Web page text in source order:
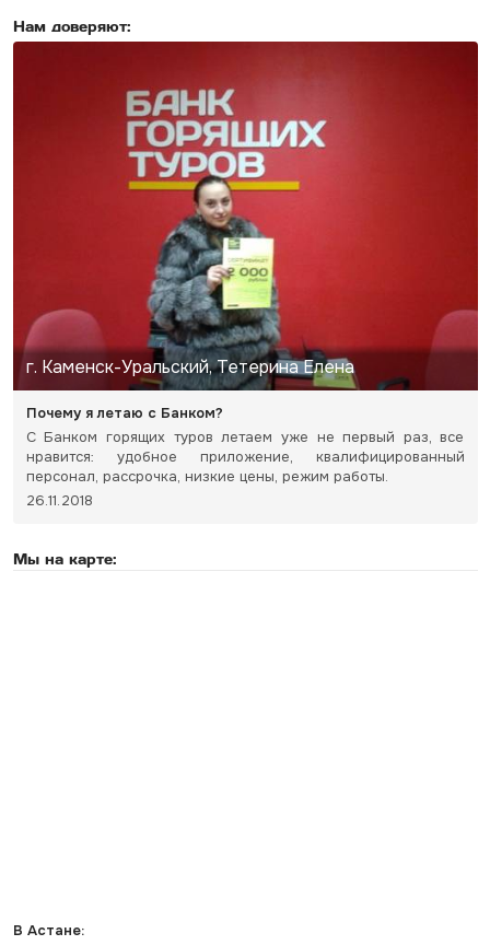
Нам доверяют:
г. Каменск-Уральский, Тетерина Елена
Почему я летаю с Банком?
С Банком горящих туров летаем уже не первый раз, все
нравится: удобное приложение, квалифицированный
персонал, рассрочка, низкие цены, режим работы.
26.11.2018
Мы на карте:
В Астане: